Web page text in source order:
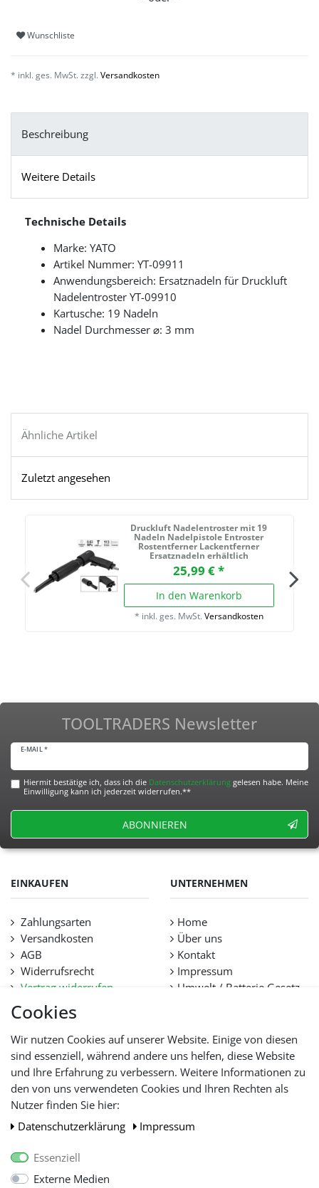
Cookies
Wir nutzen Cookies auf unserer Website. Einige von diesen
sind essenziell, während andere uns helfen, diese Website
und Ihre Erfahrung zu verbessern. Weitere Informationen zu
den von uns verwendeten Cookies und Ihren Rechten als
Nutzer finden Sie hier:
Daten­schutz­erklärung
Impressum
Essenziell
Externe Medien
Wunschliste
* inkl. ges. MwSt. zzgl. Versandkosten
Beschreibung
Weitere Details
Technische Details
Marke: YATO
Artikel Nummer: YT-09911
Anwendungsbereich: Ersatznadeln für Druckluft
Nadelentroster YT-09910
Kartusche: 19 Nadeln
Nadel Durchmesser ⌀: 3 mm
Ähnliche Artikel
Zuletzt angesehen
Druckluft Nadelentroster mit 19
Nadeln Nadelpistole Entroster
Rostentferner Lackentferner
Ersatznadeln erhältlich
25,99 € *
In den Warenkorb
* inkl. ges. MwSt. Versandkosten
TOOLTRADERS Newsletter
E-MAIL *
Hiermit bestätige ich, dass ich die Daten­schutz­erklärunggelesen habe. Meine
Einwilligung kann ich jederzeit widerrufen.**
ABONNIEREN
EINKAUFEN
Zahlungsarten
Versandkosten
AGB
Widerrufsrecht
Vertrag widerrufen
Datenschutz
Hilfe
Lieferfristen und
Lieferbeschränkung
UNTERNEHMEN
Home
Über uns
Kontakt
Impressum
Umwelt / Batterie Gesetz
WIR AKZEPTIEREN